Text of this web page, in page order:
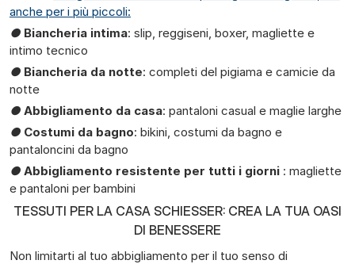
anche per i più piccoli:
● Biancheria intima: slip, reggiseni, boxer, magliette e
intimo tecnico
● Biancheria da notte: completi del pigiama e camicie da
notte
● Abbigliamento da casa: pantaloni casual e maglie larghe
● Costumi da bagno: bikini, costumi da bagno e
pantaloncini da bagno
● Abbigliamento resistente per tutti i giorni : magliette
e pantaloni per bambini
TESSUTI PER LA CASA SCHIESSER: CREA LA TUA OASI
DI BENESSERE
Non limitarti al tuo abbigliamento per il tuo senso di